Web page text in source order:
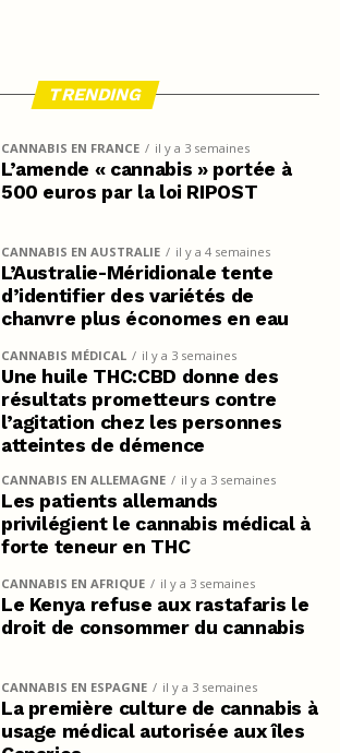
TRENDING
CANNABIS EN FRANCE il y a 3 semaines
L’amende « cannabis » portée à
500 euros par la loi RIPOST
CANNABIS EN AUSTRALIE il y a 4 semaines
L’Australie-Méridionale tente
d’identifier des variétés de
chanvre plus économes en eau
CANNABIS MÉDICAL il y a 3 semaines
Une huile THC:CBD donne des
résultats prometteurs contre
l’agitation chez les personnes
atteintes de démence
CANNABIS EN ALLEMAGNE il y a 3 semaines
Les patients allemands
privilégient le cannabis médical à
forte teneur en THC
CANNABIS EN AFRIQUE il y a 3 semaines
Le Kenya refuse aux rastafaris le
droit de consommer du cannabis
CANNABIS EN ESPAGNE il y a 3 semaines
La première culture de cannabis à
usage médical autorisée aux îles